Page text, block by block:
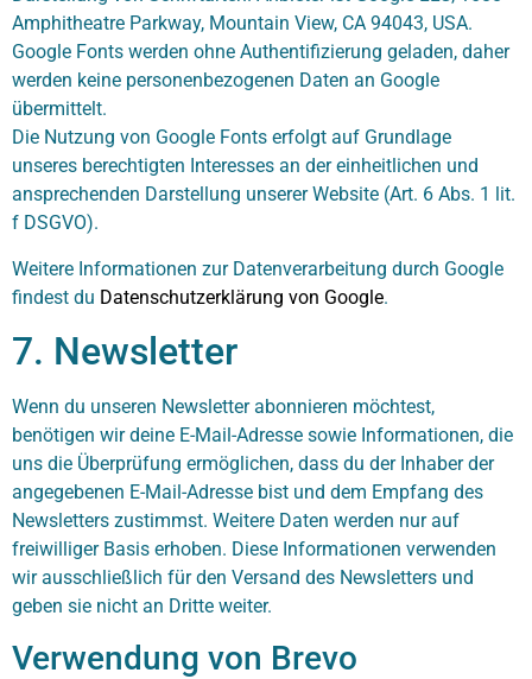
Amphitheatre Parkway, Mountain View, CA 94043, USA.
Google Fonts werden ohne Authentifizierung geladen, daher
werden keine personenbezogenen Daten an Google
übermittelt.
Die Nutzung von Google Fonts erfolgt auf Grundlage
unseres berechtigten Interesses an der einheitlichen und
ansprechenden Darstellung unserer Website (Art. 6 Abs. 1 lit.
f DSGVO).
Weitere Informationen zur Datenverarbeitung durch Google
findest du Datenschutzerklärung von Google.
7. Newsletter
Wenn du unseren Newsletter abonnieren möchtest,
benötigen wir deine E-Mail-Adresse sowie Informationen, die
uns die Überprüfung ermöglichen, dass du der Inhaber der
angegebenen E-Mail-Adresse bist und dem Empfang des
Newsletters zustimmst. Weitere Daten werden nur auf
freiwilliger Basis erhoben. Diese Informationen verwenden
wir ausschließlich für den Versand des Newsletters und
geben sie nicht an Dritte weiter.
Verwendung von Brevo